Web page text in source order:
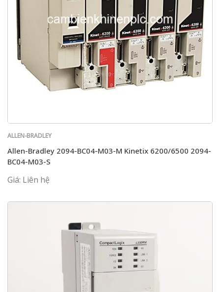
ALLEN-BRADLEY
Allen-Bradley 2094-BC04-M03-M Kinetix 6200/6500 2094-
BC04-M03-S
Giá: Liên hệ